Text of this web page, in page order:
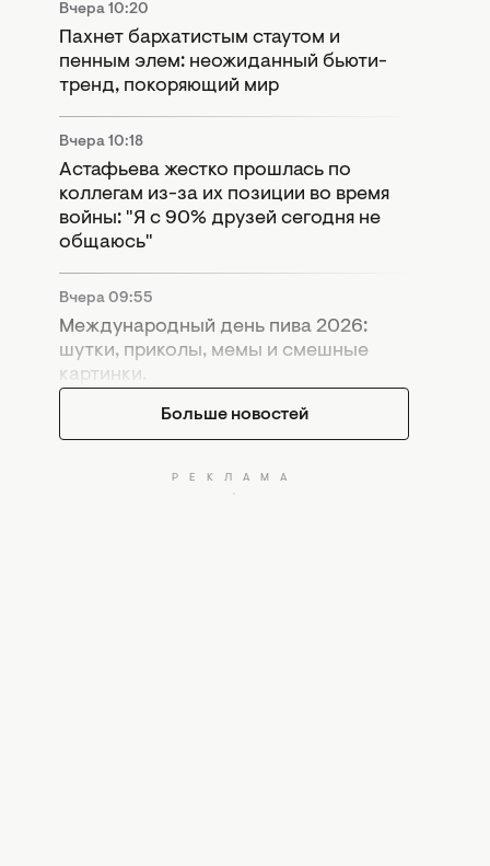
Вчера 10:20
Пахнет бархатистым стаутом и
пенным элем: неожиданный бьюти-
тренд, покоряющий мир
Вчера 10:18
Астафьева жестко прошлась по
коллегам из-за их позиции во время
войны: "Я с 90% друзей сегодня не
общаюсь"
Вчера 09:55
Международный день пива 2026:
шутки, приколы, мемы и смешные
картинки.
Больше новостей